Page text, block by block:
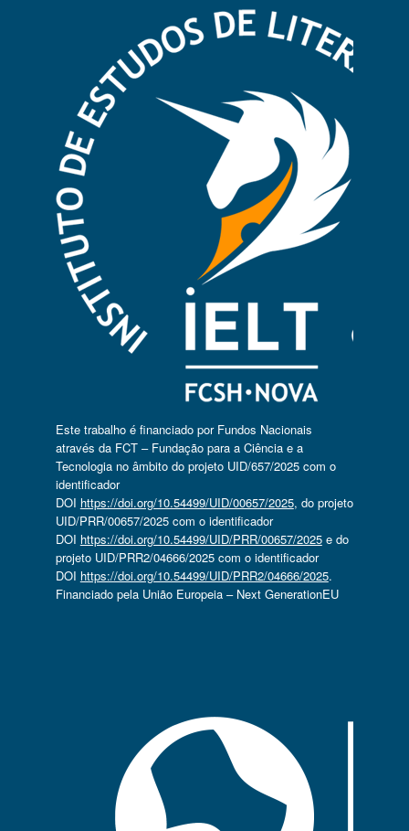
Este trabalho é financiado por Fundos Nacionais
através da FCT – Fundação para a Ciência e a
Tecnologia no âmbito do projeto UID/657/2025 com o
identificador
DOI https://doi.org/10.54499/UID/00657/2025, do projeto
UID/PRR/00657/2025 com o identificador
DOI https://doi.org/10.54499/UID/PRR/00657/2025e do
projeto UID/PRR2/04666/2025 com o identificador
DOI https://doi.org/10.54499/UID/PRR2/04666/2025.
Financiado pela União Europeia – Next GenerationEU